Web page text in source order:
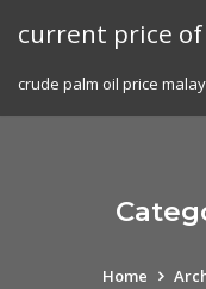
current price
crude palm oil price
Home